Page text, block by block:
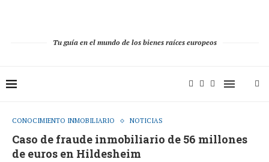
Tu guía en el mundo de los bienes raíces europeos
CONOCIMIENTO INMOBILIARIO NOTICIAS
Caso de fraude inmobiliario de 56 millones
de euros en Hildesheim